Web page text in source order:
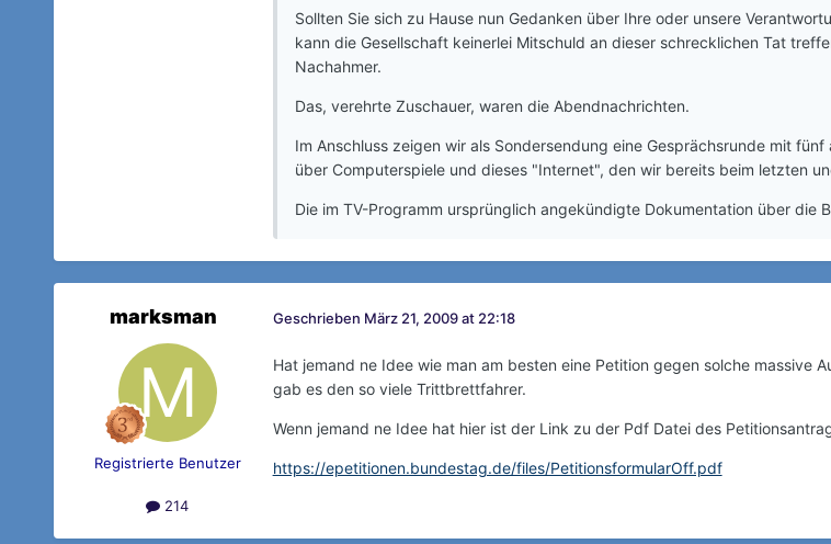
Sollten Sie sich zu Hause nun Gedanken über Ihre oder unsere
kann die Gesellschaft keinerlei Mitschuld an dieser schrecklichen Tat
Nachahmer.
Das, verehrte Zuschauer, waren die Abendnachrichten.
Im Anschluss zeigen wir als Sondersendung eine Gesprächsrunde mit
über Computerspiele und dieses "Internet", den wir bereits beim letzten
Die im TV-Programm ursprünglich angekündigte Dokumentation über die
marksman
Registrierte Benutzer
214
Geschrieben März 21, 2009 at 22:18
Hat jemand ne Idee wie man am besten eine Petition gegen solche massive
gab es den so viele Trittbrettfahrer.
Wenn jemand ne Idee hat hier ist der Link zu der Pdf Datei des
https://epetitionen.bundestag.de/files/PetitionsformularOff.pdf